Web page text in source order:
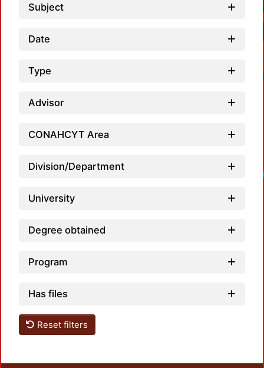
Subject
Date
Type
Advisor
CONAHCYT Area
Division/Department
University
Degree obtained
Program
Has files
Reset filters